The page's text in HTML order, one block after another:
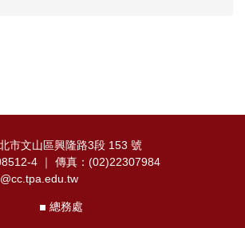
市文山區興隆路3段 153 號
4 ｜ 傳真：(02)22307984
總務處